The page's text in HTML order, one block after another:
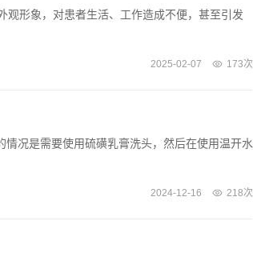
形象，对患者生活、工作造成不便，甚至引发
2025-02-07 173次
况是需要使用硫磺乳膏洗头，然后在使用温开水
2024-12-16 218次